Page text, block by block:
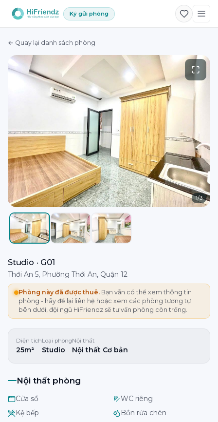
Ký gửi phòng
← Quay lại danh sách phòng
1/3
Studio · G01
Thới An 5, Phường Thới An, Quận 12
Phòng này đã được thuê. Bạn vẫn có thể xem thông tin
phòng - hãy để lại liên hệ hoặc xem các phòng tương tự
bên dưới, đội ngũ HiFriendz sẽ tư vấn phòng còn trống.
Diện tích
25m²
Loại phòng
Studio
Nội thất
Nội thất Cơ bản
Nội thất phòng
Cửa sổ
WC riêng
Kệ bếp
Bồn rửa chén